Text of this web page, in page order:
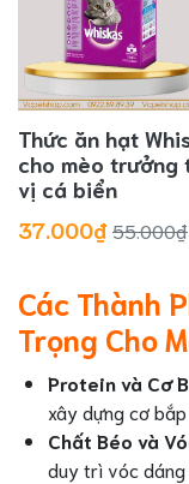
Thức ăn hạt
cho mèo trưởng
vị cá biển
37.000₫ 55.000₫
Các Thành
Trọng Cho
Protein và Cơ
xây dựng cơ bắp
Chất Béo và
duy trì vóc dáng